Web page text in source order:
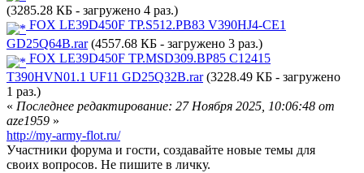
(3285.28 КБ - загружено 4 раз.)
FOX LE39D450F TP.S512.PB83 V390HJ4-CE1
GD25Q64B.rar(4557.68 КБ - загружено 3 раз.)
FOX LE39D450F TP.MSD309.BP85 C12415
T390HVN01.1 UF11 GD25Q32B.rar(3228.49 КБ - загружено
1 раз.)
« Последнее редактирование: 27 Ноября 2025, 10:06:48 от
aze1959 »
http://my-army-flot.ru/
Участники форума и гости, создавайте новые темы для
своих вопросов. Не пишите в личку.